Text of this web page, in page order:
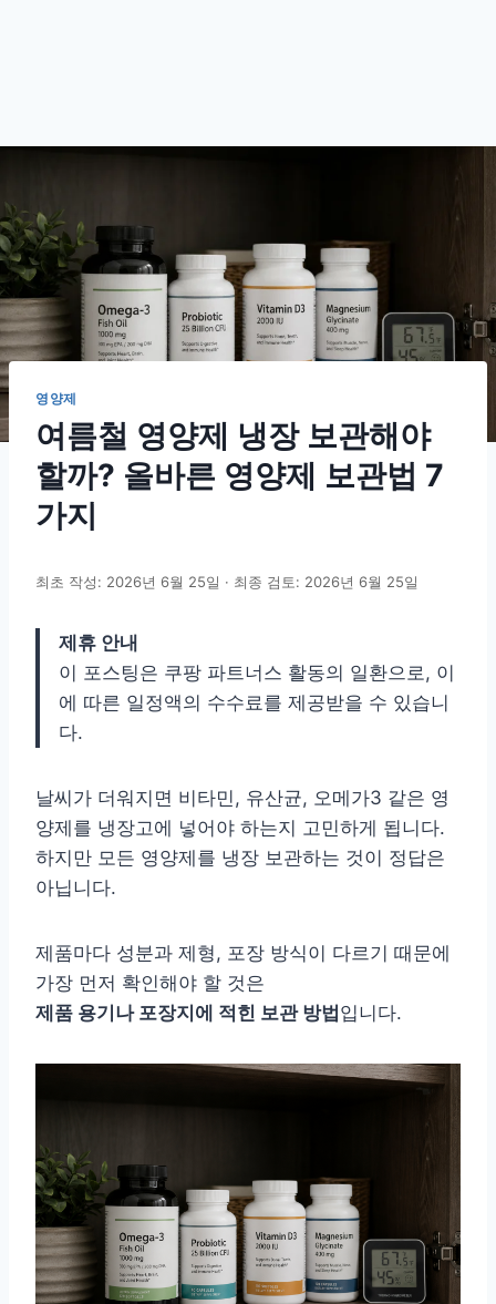
영양제
여름철 영양제 냉장 보관해야
할까? 올바른 영양제 보관법 7
가지
최초 작성: 2026년 6월 25일 · 최종 검토: 2026년 6월 25일
제휴 안내
이 포스팅은 쿠팡 파트너스 활동의 일환으로, 이
에 따른 일정액의 수수료를 제공받을 수 있습니
다.
날씨가 더워지면 비타민, 유산균, 오메가3 같은 영
양제를 냉장고에 넣어야 하는지 고민하게 됩니다.
하지만 모든 영양제를 냉장 보관하는 것이 정답은
아닙니다.
제품마다 성분과 제형, 포장 방식이 다르기 때문에
가장 먼저 확인해야 할 것은
제품 용기나 포장지에 적힌 보관 방법입니다.